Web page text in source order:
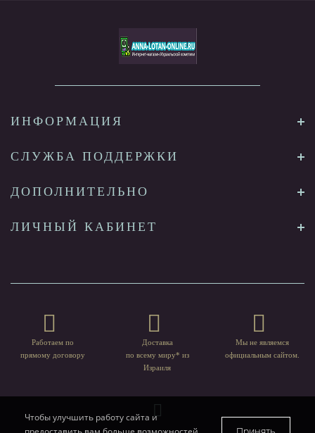
ИНФОРМАЦИЯ
СЛУЖБА ПОДДЕРЖКИ
ДОПОЛНИТЕЛЬНО
ЛИЧНЫЙ КАБИНЕТ
Работаем по
прямому договору
Доставка
по всему миру* из
Израиля
Мы не являемся
официальным сайтом.
Чтобы улучшить работу сайта и